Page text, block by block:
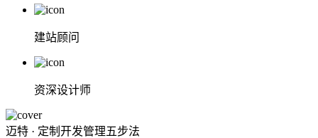
建站顾问
资深设计师
迈特 · 定制开发管理五步法